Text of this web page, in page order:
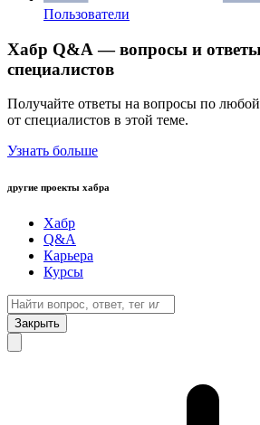
Пользователи
Хабр Q&A — вопросы и
специалистов
Получайте ответы на вопросы по
от специалистов в этой теме.
Узнать больше
другие проекты хабра
Хабр
Q&A
Карьера
Курсы
Закрыть